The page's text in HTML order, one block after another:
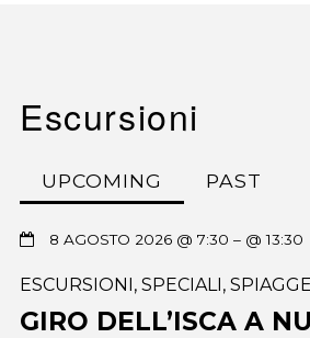
Escursioni
UPCOMING PAST
8 AGOSTO 2026 @ 7:30 – @ 13:30
ESCURSIONI, SPECIALI, SPIAGGE
GIRO DELL’ISCA A